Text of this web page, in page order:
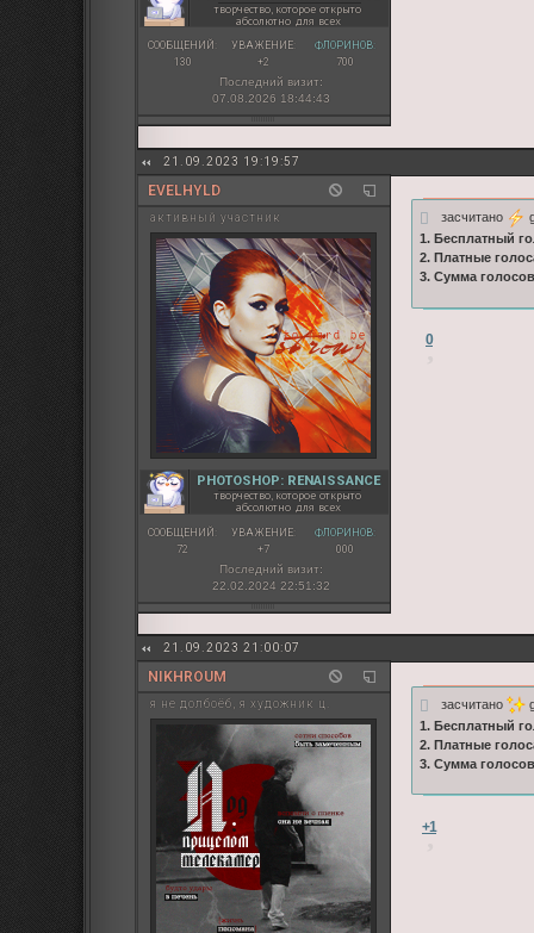
творчество, которое открыто
абсолютно для всех
СООБЩЕНИЙ:
130
УВАЖЕНИЕ:
+2
ФЛОРИНОВ:
700
Последний визит:
07.08.2026 18:44:43
21.09.2023 19:19:57
EVELHYLD
активный участник
PHOTOSHOP: RENAISSANCE
творчество, которое открыто
абсолютно для всех
СООБЩЕНИЙ:
72
УВАЖЕНИЕ:
+7
ФЛОРИНОВ:
000
Последний визит:
22.02.2024 22:51:32
засчитано
1. Бесплатный
2. Платные
3. Сумма
0
21.09.2023 21:00:07
NIKHROUM
я не долбоёб, я художник ц. засчитано
1. Бесплатный
2. Платные
3. Сумма
+1